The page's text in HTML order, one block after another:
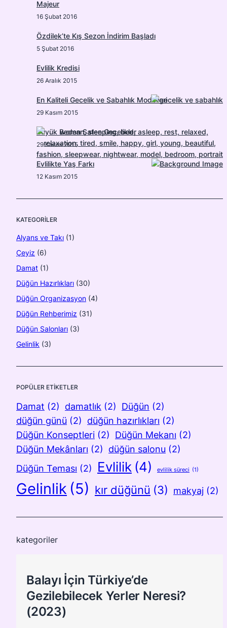
Majeur
16 Şubat 2016
Özdilek’te Kış Sezon İndirim Başladı
5 Şubat 2016
Evlilik Kredisi
26 Aralık 2015
En Kaliteli Gecelik ve Sabahlık Modelleri
29 Kasım 2015
Büyük Beden Saten Gecelikler
29 Kasım 2015
Evlilikte Yaş Farkı
12 Kasım 2015
KATEGORILER
Alyans ve Takı (1)
Çeyiz (6)
Damat (1)
Düğün Hazırlıkları (30)
Düğün Organizasyon (4)
Düğün Rehberimiz (31)
Düğün Salonları (3)
Gelinlik (3)
POPÜLER ETIKETLER
Damat (2) damatlık (2) Düğün (2)
düğün günü (2) düğün hazırlıkları (2)
Düğün Konseptleri (2) Düğün Mekanı (2)
Düğün Mekânları (2) düğün salonu (2)
Düğün Teması (2) Evlilik (4) evlilik süreci (1)
Gelinlik (5) kır düğünü (3) makyaj (2)
kategoriler
Balayı İçin Türkiye’de
Gezilebilecek Yerler Neresi?
(2023)